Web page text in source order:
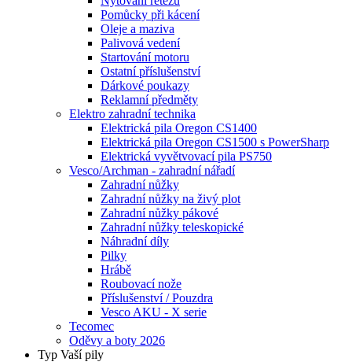
Pomůcky při kácení
Oleje a maziva
Palivová vedení
Startování motoru
Ostatní příslušenství
Dárkové poukazy
Reklamní předměty
Elektro zahradní technika
Elektrická pila Oregon CS1400
Elektrická pila Oregon CS1500 s PowerSharp
Elektrická vyvětvovací pila PS750
Vesco/Archman - zahradní nářadí
Zahradní nůžky
Zahradní nůžky na živý plot
Zahradní nůžky pákové
Zahradní nůžky teleskopické
Náhradní díly
Pilky
Hrábě
Roubovací nože
Příslušenství / Pouzdra
Vesco AKU - X serie
Tecomec
Oděvy a boty 2026
Typ Vaší pily